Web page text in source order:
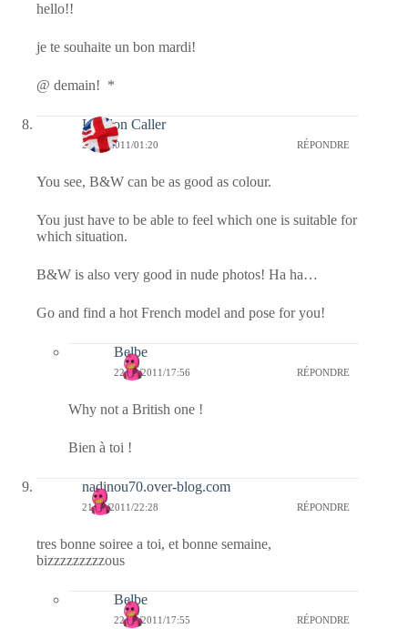
hello!!
je te souhaite un bon mardi!
@ demain! *
London Caller
22/02/2011/01:20 RÉPONDRE
You see, B&W can be as good as colour.
You just have to be able to feel which one is suitable for
which situation.
B&W is also very good in nude photos! Ha ha…
Go and find a hot French model and pose for you!
Belbe
22/02/2011/17:56 RÉPONDRE
Why not a British one !
Bien à toi !
nadinou70.over-blog.com
21/02/2011/22:28 RÉPONDRE
tres bonne soiree a toi, et bonne semaine,
bizzzzzzzzzous
Belbe
22/02/2011/17:55 RÉPONDRE